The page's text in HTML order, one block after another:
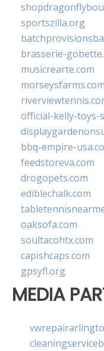
sportszilla.org
brasserie-
musicrearte.com
morseysfarms.com
official-kelly-toys-
bbq-empire-
feedstoreva.com
drogopets.com
ediblechalk.com
oaksofa.com
soultacohtx.com
capishcaps.com
gpsyfl.org
MEDIA